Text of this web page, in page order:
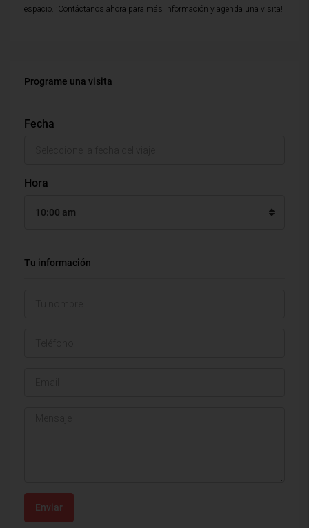
espacio. ¡Contáctanos ahora para más información y agenda una visita!
Programe una visita
Fecha
Hora
10:00 am
Tu información
Enviar